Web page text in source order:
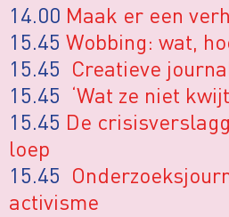
14.00 Maak er een
15.45 Wobbing: wat,
15.45 Creatieve
15.45 ‘Wat ze niet
15.45 De
loep
15.45
activisme